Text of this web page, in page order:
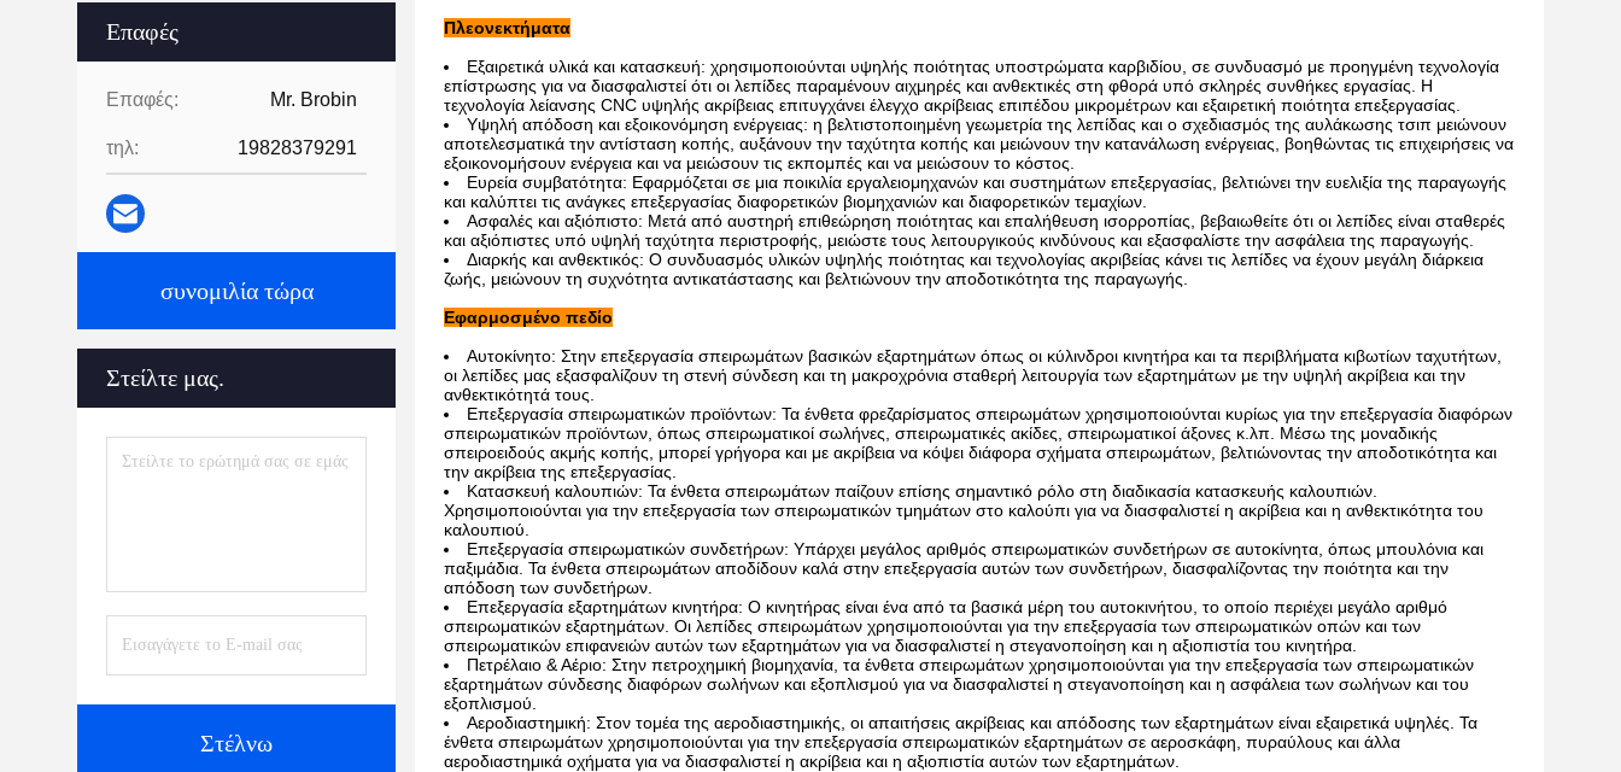
Επαφές
Επαφές: Mr. Brobin
τηλ: 19828379291
συνομιλία τώρα
Στείλτε μας.
Στέλνω
Πλεονεκτήματα
Εξαιρετικά υλικά και κατασκευή: χρησιμοποιούνται υψηλής ποιότητας υποστρώματα καρβιδίου, σε συνδυασμό με προηγμένη τεχνολογία
επίστρωσης για να διασφαλιστεί ότι οι λεπίδες παραμένουν αιχμηρές και ανθεκτικές στη φθορά υπό σκληρές συνθήκες εργασίας. Η
τεχνολογία λείανσης CNC υψηλής ακρίβειας επιτυγχάνει έλεγχο ακρίβειας επιπέδου μικρομέτρων και εξαιρετική ποιότητα επεξεργασίας.
Υψηλή απόδοση και εξοικονόμηση ενέργειας: η βελτιστοποιημένη γεωμετρία της λεπίδας και ο σχεδιασμός της αυλάκωσης τσιπ μειώνουν
αποτελεσματικά την αντίσταση κοπής, αυξάνουν την ταχύτητα κοπής και μειώνουν την κατανάλωση ενέργειας, βοηθώντας τις επιχειρήσεις να
εξοικονομήσουν ενέργεια και να μειώσουν τις εκπομπές και να μειώσουν το κόστος.
Ευρεία συμβατότητα: Εφαρμόζεται σε μια ποικιλία εργαλειομηχανών και συστημάτων επεξεργασίας, βελτιώνει την ευελιξία της παραγωγής
και καλύπτει τις ανάγκες επεξεργασίας διαφορετικών βιομηχανιών και διαφορετικών τεμαχίων.
Ασφαλές και αξιόπιστο: Μετά από αυστηρή επιθεώρηση ποιότητας και επαλήθευση ισορροπίας, βεβαιωθείτε ότι οι λεπίδες είναι σταθερές
και αξιόπιστες υπό υψηλή ταχύτητα περιστροφής, μειώστε τους λειτουργικούς κινδύνους και εξασφαλίστε την ασφάλεια της παραγωγής.
Διαρκής και ανθεκτικός: Ο συνδυασμός υλικών υψηλής ποιότητας και τεχνολογίας ακριβείας κάνει τις λεπίδες να έχουν μεγάλη διάρκεια
ζωής, μειώνουν τη συχνότητα αντικατάστασης και βελτιώνουν την αποδοτικότητα της παραγωγής.
Εφαρμοσμένο πεδίο
Αυτοκίνητο: Στην επεξεργασία σπειρωμάτων βασικών εξαρτημάτων όπως οι κύλινδροι κινητήρα και τα περιβλήματα κιβωτίων ταχυτήτων,
οι λεπίδες μας εξασφαλίζουν τη στενή σύνδεση και τη μακροχρόνια σταθερή λειτουργία των εξαρτημάτων με την υψηλή ακρίβεια και την
ανθεκτικότητά τους.
Επεξεργασία σπειρωματικών προϊόντων: Τα ένθετα φρεζαρίσματος σπειρωμάτων χρησιμοποιούνται κυρίως για την επεξεργασία διαφόρων
σπειρωματικών προϊόντων, όπως σπειρωματικοί σωλήνες, σπειρωματικές ακίδες, σπειρωματικοί άξονες κ.λπ. Μέσω της μοναδικής
σπειροειδούς ακμής κοπής, μπορεί γρήγορα και με ακρίβεια να κόψει διάφορα σχήματα σπειρωμάτων, βελτιώνοντας την αποδοτικότητα και
την ακρίβεια της επεξεργασίας.
Κατασκευή καλουπιών: Τα ένθετα σπειρωμάτων παίζουν επίσης σημαντικό ρόλο στη διαδικασία κατασκευής καλουπιών.
Χρησιμοποιούνται για την επεξεργασία των σπειρωματικών τμημάτων στο καλούπι για να διασφαλιστεί η ακρίβεια και η ανθεκτικότητα του
καλουπιού.
Επεξεργασία σπειρωματικών συνδετήρων: Υπάρχει μεγάλος αριθμός σπειρωματικών συνδετήρων σε αυτοκίνητα, όπως μπουλόνια και
παξιμάδια. Τα ένθετα σπειρωμάτων αποδίδουν καλά στην επεξεργασία αυτών των συνδετήρων, διασφαλίζοντας την ποιότητα και την
απόδοση των συνδετήρων.
Επεξεργασία εξαρτημάτων κινητήρα: Ο κινητήρας είναι ένα από τα βασικά μέρη του αυτοκινήτου, το οποίο περιέχει μεγάλο αριθμό
σπειρωματικών εξαρτημάτων. Οι λεπίδες σπειρωμάτων χρησιμοποιούνται για την επεξεργασία των σπειρωματικών οπών και των
σπειρωματικών επιφανειών αυτών των εξαρτημάτων για να διασφαλιστεί η στεγανοποίηση και η αξιοπιστία του κινητήρα.
Πετρέλαιο & Αέριο: Στην πετροχημική βιομηχανία, τα ένθετα σπειρωμάτων χρησιμοποιούνται για την επεξεργασία των σπειρωματικών
εξαρτημάτων σύνδεσης διαφόρων σωλήνων και εξοπλισμού για να διασφαλιστεί η στεγανοποίηση και η ασφάλεια των σωλήνων και του
εξοπλισμού.
Αεροδιαστημική: Στον τομέα της αεροδιαστημικής, οι απαιτήσεις ακρίβειας και απόδοσης των εξαρτημάτων είναι εξαιρετικά υψηλές. Τα
ένθετα σπειρωμάτων χρησιμοποιούνται για την επεξεργασία σπειρωματικών εξαρτημάτων σε αεροσκάφη, πυραύλους και άλλα
αεροδιαστημικά οχήματα για να διασφαλιστεί η ακρίβεια και η αξιοπιστία αυτών των εξαρτημάτων.